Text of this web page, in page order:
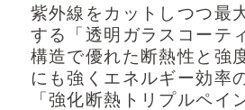
紫外線をカットしつつ最
する「透明ガラスコーテ
構造で優れた断熱性と強
にも強くエネルギー効率
「強化断熱トリプルペイ